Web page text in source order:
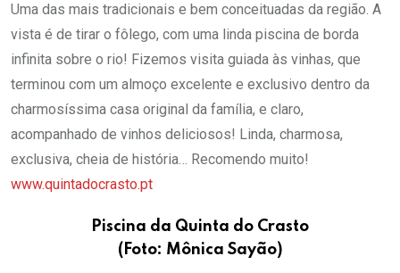
Uma das mais tradicionais e bem conceituadas da região. A
vista é de tirar o fôlego, com uma linda piscina de borda
infinita sobre o rio! Fizemos visita guiada às vinhas, que
terminou com um almoço excelente e exclusivo dentro da
charmosíssima casa original da família, e claro,
acompanhado de vinhos deliciosos! Linda, charmosa,
exclusiva, cheia de história… Recomendo muito!
www.quintadocrasto.pt
Piscina da Quinta do Crasto
(Foto: Mônica Sayão)